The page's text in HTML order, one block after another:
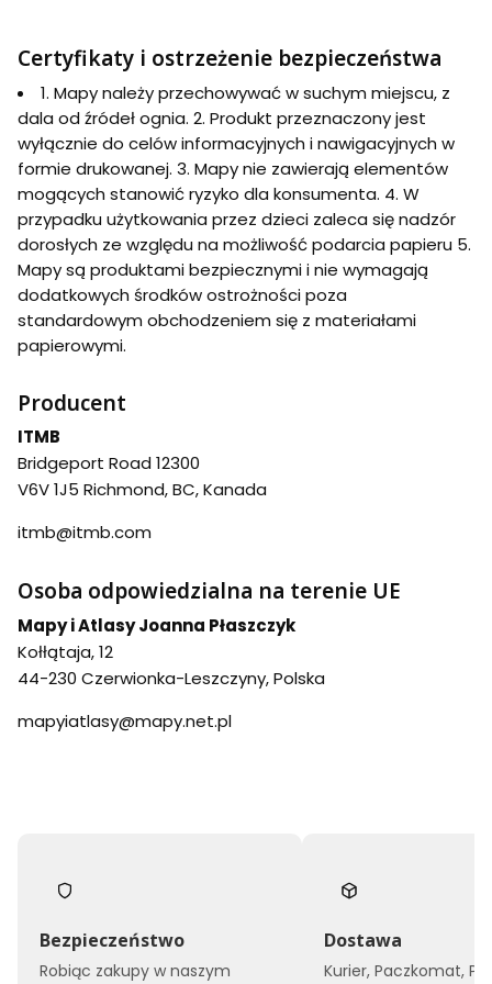
Certyfikaty i ostrzeżenie bezpieczeństwa
1. Mapy należy przechowywać w suchym miejscu, z
dala od źródeł ognia. 2. Produkt przeznaczony jest
wyłącznie do celów informacyjnych i nawigacyjnych w
formie drukowanej. 3. Mapy nie zawierają elementów
mogących stanowić ryzyko dla konsumenta. 4. W
przypadku użytkowania przez dzieci zaleca się nadzór
dorosłych ze względu na możliwość podarcia papieru 5.
Mapy są produktami bezpiecznymi i nie wymagają
dodatkowych środków ostrożności poza
standardowym obchodzeniem się z materiałami
papierowymi.
Producent
ITMB
Bridgeport Road 12300
V6V 1J5 Richmond, BC, Kanada
itmb@itmb.com
Osoba odpowiedzialna na terenie UE
Mapy i Atlasy Joanna Płaszczyk
Kołłątaja, 12
44-230 Czerwionka-Leszczyny, Polska
mapyiatlasy@mapy.net.pl
Bezpieczeństwo
Robiąc zakupy w naszym
Dostawa
Kurier, Paczkomat,